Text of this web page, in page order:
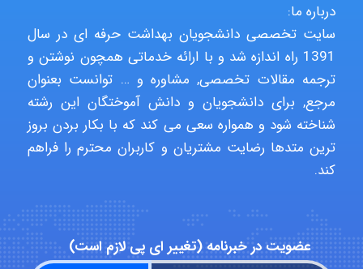
aghajari vahid
Poubakhtiari
Alirez0990
درباره ما:
سایت تخصصی دانشجویان بهداشت حرفه ای در سال
1391 راه اندازه شد و با ارائه خدماتی همچون نوشتن و
ترجمه مقالات تخصصی, مشاوره و … توانست بعنوان
مرجع, برای دانشجویان و دانش آموختگان این رشته
شناخته شود و همواره سعی می کند که با بکار بردن بروز
ترین متدها رضایت مشتریان و کاربران محترم را فراهم
کند.
عضویت در خبرنامه (تغییر ای پی لازم است)